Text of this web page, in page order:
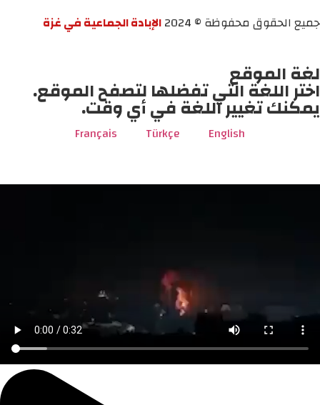
جميع الحقوق محفوظة © 2024
الإبادة الجماعية في غزة
لغة الموقع
اختر اللغة التي تفضلها لتصفح الموقع.
يمكنك تغيير اللغة في أي وقت.
English
Türkçe
Français